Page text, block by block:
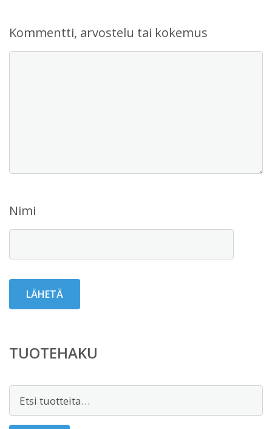
Kommentti, arvostelu tai kokemus
Nimi
TUOTEHAKU